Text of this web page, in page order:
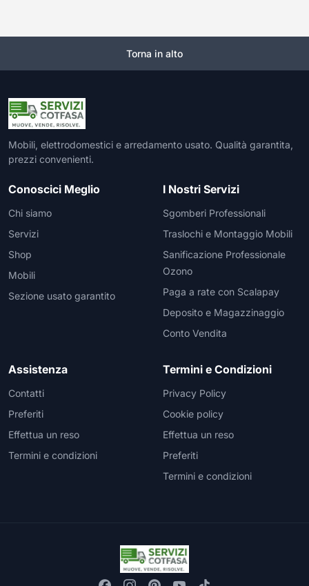
Torna in alto
Mobili, elettrodomestici e arredamento usato. Qualità garantita,
prezzi convenienti.
Conoscici Meglio
Chi siamo
Servizi
Shop
Mobili
Sezione usato garantito
I Nostri Servizi
Sgomberi Professionali
Traslochi e Montaggio Mobili
Sanificazione Professionale
Ozono
Paga a rate con Scalapay
Deposito e Magazzinaggio
Conto Vendita
Assistenza
Contatti
Preferiti
Effettua un reso
Termini e condizioni
Termini e Condizioni
Privacy Policy
Cookie policy
Effettua un reso
Preferiti
Termini e condizioni